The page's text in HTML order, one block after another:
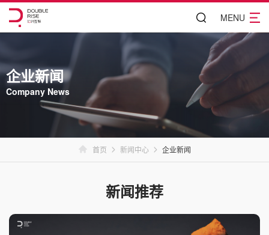
MENU
企业新闻
Company News
首页 新闻中心 企业新闻
新闻推荐